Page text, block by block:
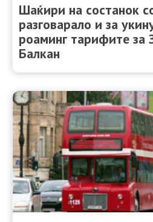
Шаќири на состанок
разговарало и за
роаминг тарифите за
Балкан